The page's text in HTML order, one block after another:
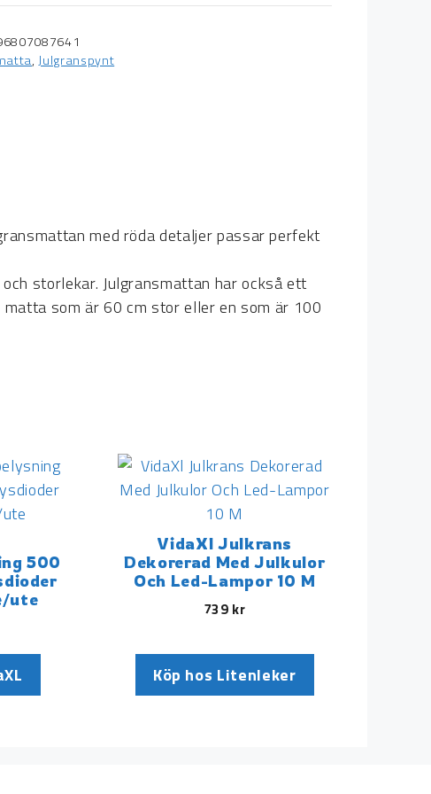
,Julgranspynt
med röda detaljer passar perfekt
storlekar. Julgransmattan har också ett
som är 60 cm stor eller en som är 100
500
ute
VidaXl Julkrans
Dekorerad Med Julkulor
Och Led-Lampor 10 M
739 kr
Köp hos Litenleker